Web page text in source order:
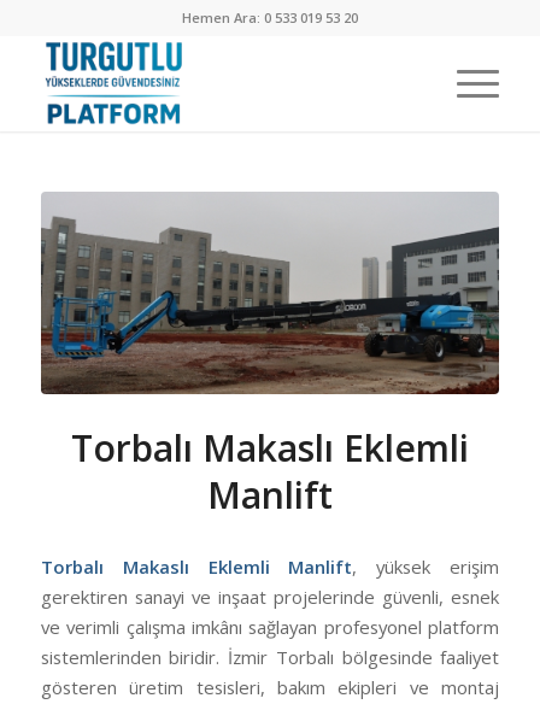
Hemen Ara: 0 533 019 53 20
Torbalı Makaslı Eklemli
Manlift
Torbalı Makaslı Eklemli Manlift, yüksek erişim
gerektiren sanayi ve inşaat projelerinde güvenli, esnek
ve verimli çalışma imkânı sağlayan profesyonel platform
sistemlerinden biridir. İzmir Torbalı bölgesinde faaliyet
gösteren üretim tesisleri, bakım ekipleri ve montaj